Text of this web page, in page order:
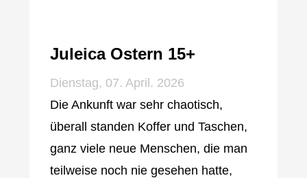
Juleica Ostern 15+
Dienstag, 07. April. 2026
Die Ankunft war sehr chaotisch,
überall standen Koffer und Taschen,
ganz viele neue Menschen, die man
teilweise noch nie gesehen hatte,